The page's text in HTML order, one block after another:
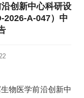
创新中心科研设
2026-A-047）中
物医学前沿创新中